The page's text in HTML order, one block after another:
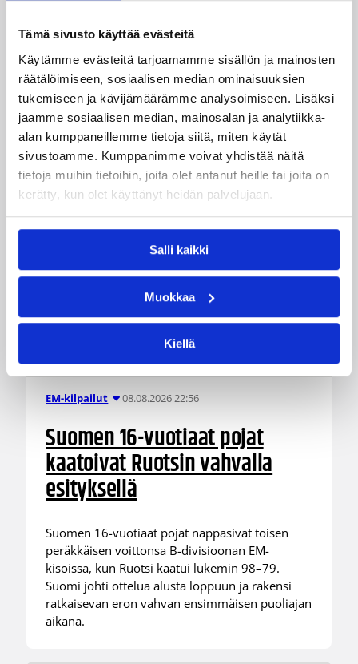
Tämä sivusto käyttää evästeitä
Käytämme evästeitä tarjoamamme sisällön ja mainosten
räätälöimiseen, sosiaalisen median ominaisuuksien
tukemiseen ja kävijämäärämme analysoimiseen. Lisäksi
jaamme sosiaalisen median, mainosalan ja analytiikka-
alan kumppaneillemme tietoja siitä, miten käytät
sivustoamme. Kumppanimme voivat yhdistää näitä
tietoja muihin tietoihin, joita olet antanut heille tai joita on
kerätty, kun olet käyttänyt heidän palvelujaan.
Salli kaikki
Muokkaa
Kiellä
Naisten joukkue nappasi avauspäivänä kaksi
voittoa neljästä ottelustaan, kun taas miesten
joukkue haastoi vastustajiaan tiukoissa
kamppailuissa, mutta jäi tällä kertaa ilman
voittoja.
EM-kilpailut 08.08.2026 22:56
Suomen 16-vuotiaat pojat
kaatoivat Ruotsin vahvalla
esityksellä
Suomen 16-vuotiaat pojat nappasivat toisen
peräkkäisen voittonsa B-divisioonan EM-
kisoissa, kun Ruotsi kaatui lukemin 98–79.
Suomi johti ottelua alusta loppuun ja rakensi
ratkaisevan eron vahvan ensimmäisen puoliajan
aikana.